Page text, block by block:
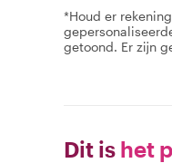
*Houd er
getoond. Er zijn
Dit is het